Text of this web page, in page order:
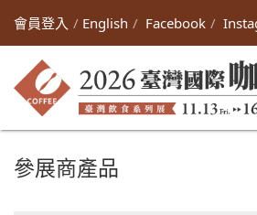
會員登入 English Facebook
參展商產品